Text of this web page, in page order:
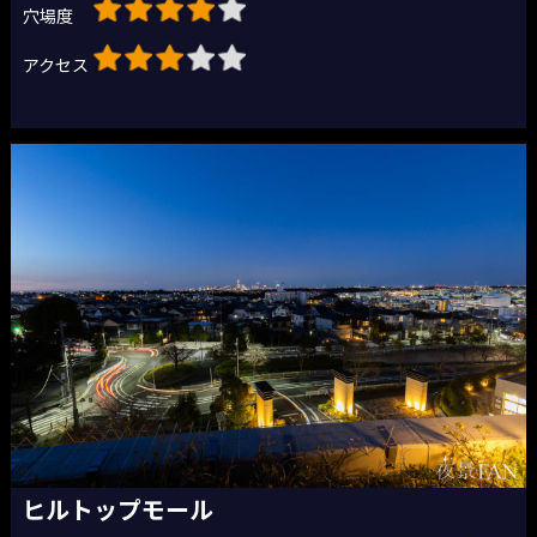
穴場度
アクセス
ヒルトップモール